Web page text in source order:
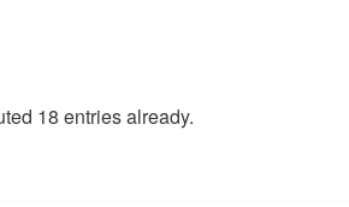
18 entries already.